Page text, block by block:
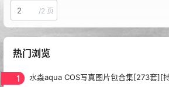
/2 页
热门浏览
1 水淼aqua COS写真图片包合集[273套][